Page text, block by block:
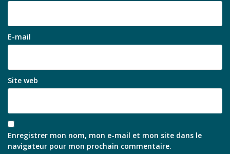
E-mail
Site web
Enregistrer mon nom, mon e-mail et mon site dans le
navigateur pour mon prochain commentaire.